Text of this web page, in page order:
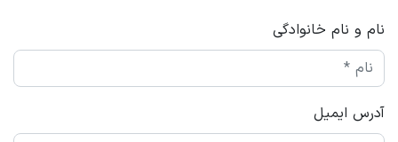
نام و نام خانوادگی
آدرس ایمیل